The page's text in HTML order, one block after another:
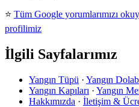
⭐ Tüm Google yorumlarımızı
profilimiz
İlgili Sayfalarımız
Yangın Tüpü · Yangın
Yangın Kapıları · Yangın
Hakkımızda · İletişim &